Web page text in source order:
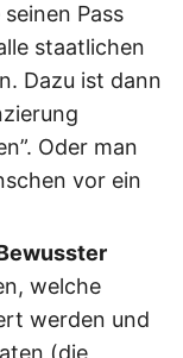
Pass
staatlichen
Dazu ist dann
Oder man
vor ein
welche
werden und